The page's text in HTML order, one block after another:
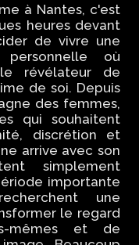
à Nantes, c'est
heures devant
de vivre une
personnelle où
révélateur de
de soi. Depuis
des femmes,
qui souhaitent
discrétion et
arrive avec son
simplement
importante
une
le regard
mêmes et de